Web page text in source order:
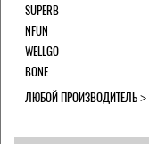
SUPERB
NFUN
WELLGO
BONE
ЛЮБОЙ ПРОИЗВОДИТЕЛЬ